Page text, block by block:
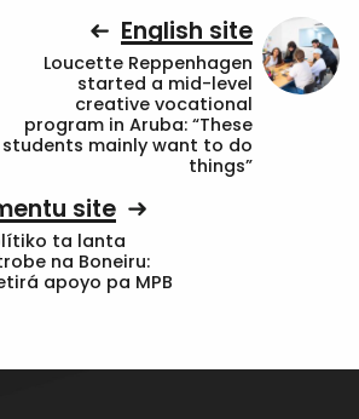
English site
Loucette Reppenhagen
started a mid-level
creative vocational
program in Aruba: “These
students mainly want to do
things”
site
ta lanta
na Boneiru:
apoyo pa MPB